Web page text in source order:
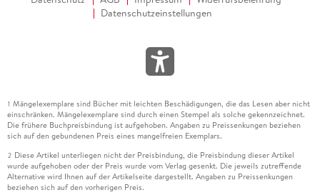
Datenschutzeinstellungen
1 Mängelexemplare sind Bücher mit leichten Beschädigungen, die das Lesen aber nicht
einschränken. Mängelexemplare sind durch einen Stempel als solche gekennzeichnet.
Die frühere Buchpreisbindung ist aufgehoben. Angaben zu Preissenkungen beziehen
sich auf den gebundenen Preis eines mangelfreien Exemplars.
2 Diese Artikel unterliegen nicht der Preisbindung, die Preisbindung dieser Artikel
wurde aufgehoben oder der Preis wurde vom Verlag gesenkt. Die jeweils zutreffende
Alternative wird Ihnen auf der Artikelseite dargestellt. Angaben zu Preissenkungen
beziehen sich auf den vorherigen Preis.